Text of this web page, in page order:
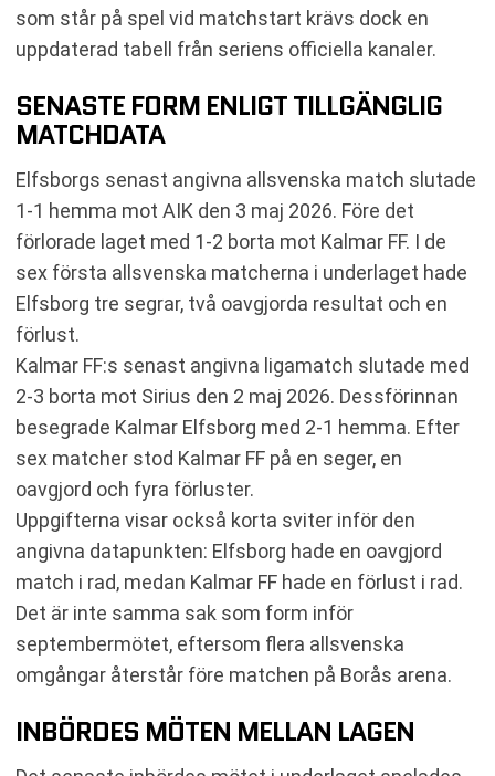
som står på spel vid matchstart krävs dock en
uppdaterad tabell från seriens officiella kanaler.
SENASTE FORM ENLIGT TILLGÄNGLIG
MATCHDATA
Elfsborgs senast angivna allsvenska match slutade
1-1 hemma mot AIK den 3 maj 2026. Före det
förlorade laget med 1-2 borta mot Kalmar FF. I de
sex första allsvenska matcherna i underlaget hade
Elfsborg tre segrar, två oavgjorda resultat och en
förlust.
Kalmar FF:s senast angivna ligamatch slutade med
2-3 borta mot Sirius den 2 maj 2026. Dessförinnan
besegrade Kalmar Elfsborg med 2-1 hemma. Efter
sex matcher stod Kalmar FF på en seger, en
oavgjord och fyra förluster.
Uppgifterna visar också korta sviter inför den
angivna datapunkten: Elfsborg hade en oavgjord
match i rad, medan Kalmar FF hade en förlust i rad.
Det är inte samma sak som form inför
septembermötet, eftersom flera allsvenska
omgångar återstår före matchen på Borås arena.
INBÖRDES MÖTEN MELLAN LAGEN